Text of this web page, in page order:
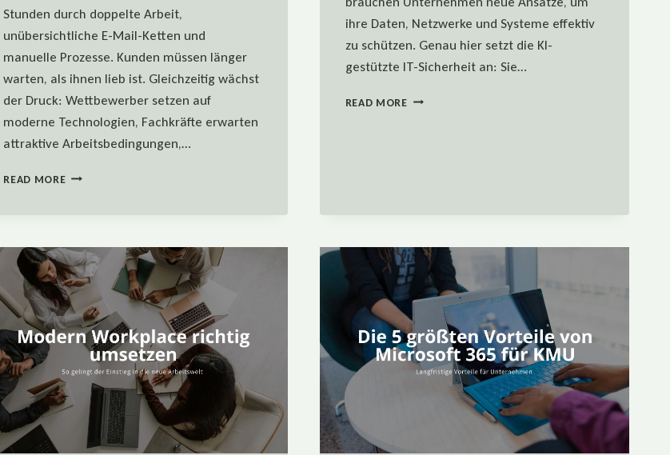
Stunden durch doppelte Arbeit,
unübersichtliche E-Mail-Ketten und
manuelle Prozesse. Kunden müssen länger
warten, als ihnen lieb ist. Gleichzeitig wächst
der Druck: Wettbewerber setzen auf
moderne Technologien, Fachkräfte erwarten
attraktive Arbeitsbedingungen,…
READ MOREDIGITALISIERUNG
HEBEL
FÜR
KMU
ihre Daten, Netzwerke und Systeme effektiv
zu schützen. Genau hier setzt die KI-
gestützte IT-Sicherheit an: Sie…
READ MOREKI-